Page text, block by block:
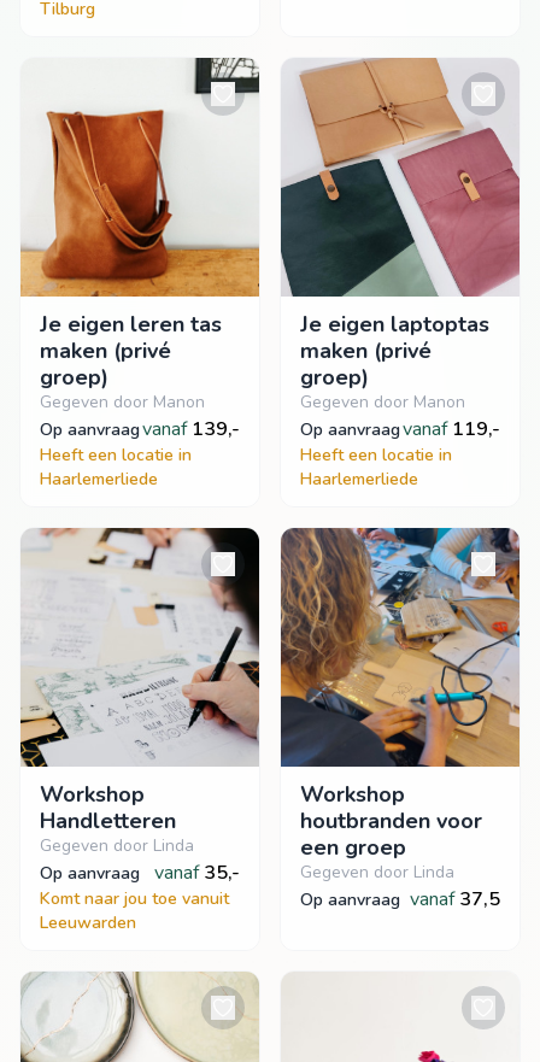
Tilburg
Je eigen leren tas
maken (privé
groep)
Gegeven door Manon
op aanvraagvanaf 139,-
Heeft een locatie in
Haarlemerliede
Je eigen laptoptas
maken (privé
groep)
Gegeven door Manon
op aanvraagvanaf 119,-
Heeft een locatie in
Haarlemerliede
Workshop
Handletteren
Gegeven door Linda
op aanvraag
vanaf 35,-
Komt naar jou toe vanuit
Leeuwarden
Workshop
houtbranden voor
een groep
Gegeven door Linda
op aanvraag vanaf 37,5